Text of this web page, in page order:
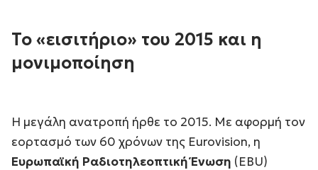
Το «εισιτήριο» του 2015 και η
μονιμοποίηση
Η μεγάλη ανατροπή ήρθε το 2015. Με αφορμή τον
εορτασμό των 60 χρόνων της Eurovision, η
Ευρωπαϊκή Ραδιοτηλεοπτική Ένωση (EBU)